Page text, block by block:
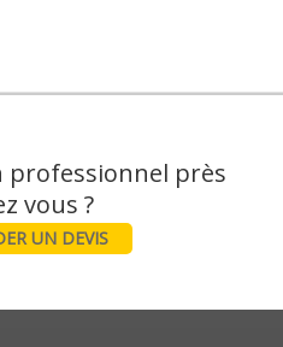
professionnel près
UN DEVIS